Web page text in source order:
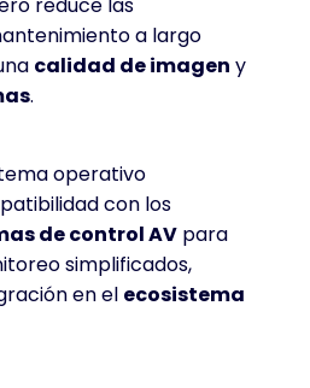
a largo
calidad de imagen y
.
operativo
con los
de control AV para
simplificados,
en el ecosistema